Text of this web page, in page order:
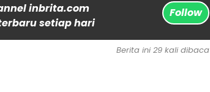
inbrita.com
setiap hari
Follow
Berita ini 29 kali dibaca